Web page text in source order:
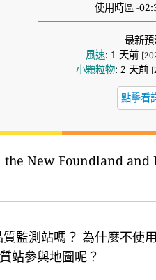
使用時區 -
最新
風速: 1 天前
小顆粒物: 2 天前
點擊看
the New Foundland
監測站嗎？ 為什麼不使用
站參與地圖呢？